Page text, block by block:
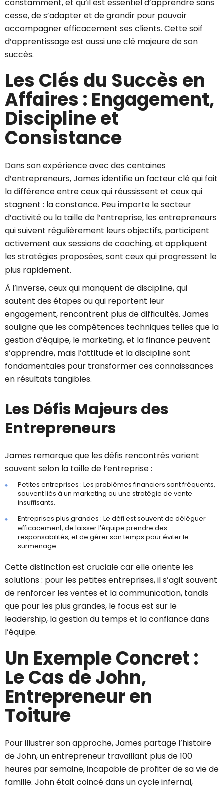
constamment, et qu’il est essentiel d’apprendre sans
cesse, de s’adapter et de grandir pour pouvoir
accompagner efficacement ses clients. Cette soif
d’apprentissage est aussi une clé majeure de son
succès.
Les Clés du Succès en
Affaires : Engagement,
Discipline et
Consistance
Dans son expérience avec des centaines
d’entrepreneurs, James identifie un facteur clé qui fait
la différence entre ceux qui réussissent et ceux qui
stagnent : la constance. Peu importe le secteur
d’activité ou la taille de l’entreprise, les entrepreneurs
qui suivent régulièrement leurs objectifs, participent
activement aux sessions de coaching, et appliquent
les stratégies proposées, sont ceux qui progressent le
plus rapidement.
À l’inverse, ceux qui manquent de discipline, qui
sautent des étapes ou qui reportent leur
engagement, rencontrent plus de difficultés. James
souligne que les compétences techniques telles que la
gestion d’équipe, le marketing, et la finance peuvent
s’apprendre, mais l’attitude et la discipline sont
fondamentales pour transformer ces connaissances
en résultats tangibles.
Les Défis Majeurs des
Entrepreneurs
James remarque que les défis rencontrés varient
souvent selon la taille de l’entreprise :
Petites entreprises : Les problèmes financiers sont fréquents,
souvent liés à un marketing ou une stratégie de vente
insuffisants.
Entreprises plus grandes : Le défi est souvent de déléguer
efficacement, de laisser l’équipe prendre des
responsabilités, et de gérer son temps pour éviter le
surmenage.
Cette distinction est cruciale car elle oriente les
solutions : pour les petites entreprises, il s’agit souvent
de renforcer les ventes et la communication, tandis
que pour les plus grandes, le focus est sur le
leadership, la gestion du temps et la confiance dans
l’équipe.
Un Exemple Concret :
Le Cas de John,
Entrepreneur en
Toiture
Pour illustrer son approche, James partage l’histoire
de John, un entrepreneur travaillant plus de 100
heures par semaine, incapable de profiter de sa vie de
famille. John était coincé dans un cycle infernal,